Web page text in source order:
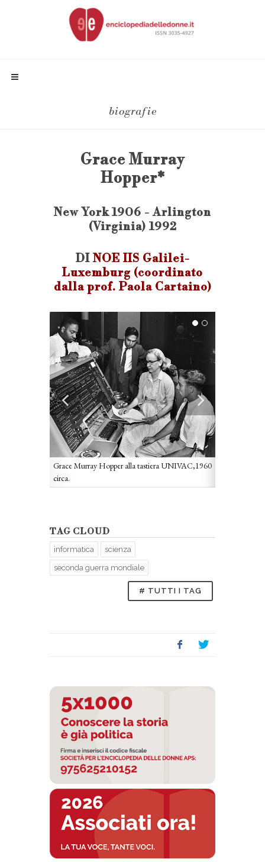
biografie
Grace Murray
Hopper*
New York 1906 - Arlington
(Virginia) 1992
DI NOE IIS Galilei-
Luxemburg (coordinato
dalla prof. Paola Cartaino)
Grace Murray Hopper alla tastiera UNIVAC,1960
circa.
TAG CLOUD
informatica scienza
seconda guerra mondiale
# TUTTI I TAG